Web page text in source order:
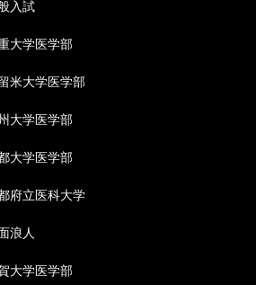
入試
大学医学部
米大学医学部
大学医学部
大学医学部
府立医科大学
浪人
大学医学部